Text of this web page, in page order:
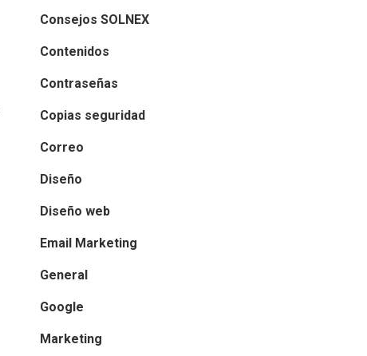
Consejos SOLNEX
Contenidos
Contraseñas
Copias seguridad
Correo
Diseño
Diseño web
Email Marketing
General
Google
Marketing